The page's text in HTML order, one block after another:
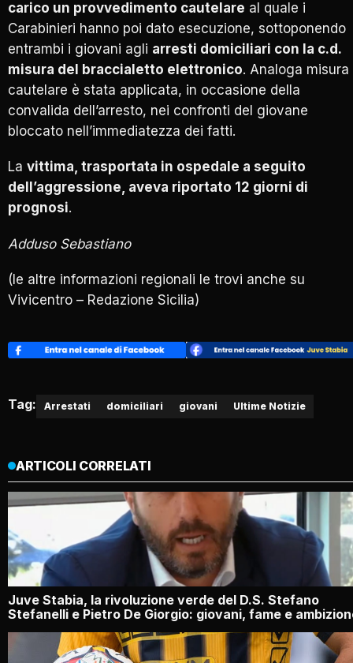
carico un provvedimento cautelare al quale i
Carabinieri hanno poi dato esecuzione, sottoponendo
entrambi i giovani agli arresti domiciliari con la c.d.
misura del braccialetto elettronico. Analoga misura
cautelare è stata applicata, in occasione della
convalida dell’arresto, nei confronti del giovane
bloccato nell’immediatezza dei fatti.
La vittima, trasportata in ospedale a seguito
dell’aggressione, aveva riportato 12 giorni di
prognosi.
Adduso Sebastiano
(le altre informazioni regionali le trovi anche su
Vivicentro – Redazione Sicilia)
Tag: Arrestati domiciliari giovani Ultime Notizie
ARTICOLI CORRELATI
Juve Stabia, la rivoluzione verde del D.S. Stefano
Stefanelli e Pietro De Giorgio: giovani, fame e